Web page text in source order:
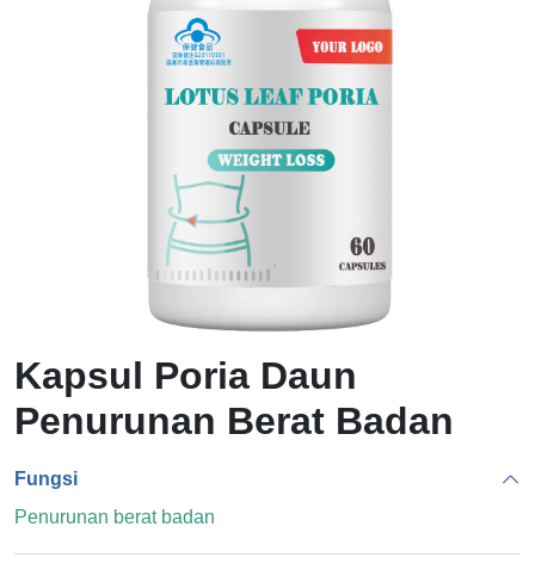
Kapsul Poria Daun
Penurunan Berat Badan
Fungsi
Penurunan berat badan